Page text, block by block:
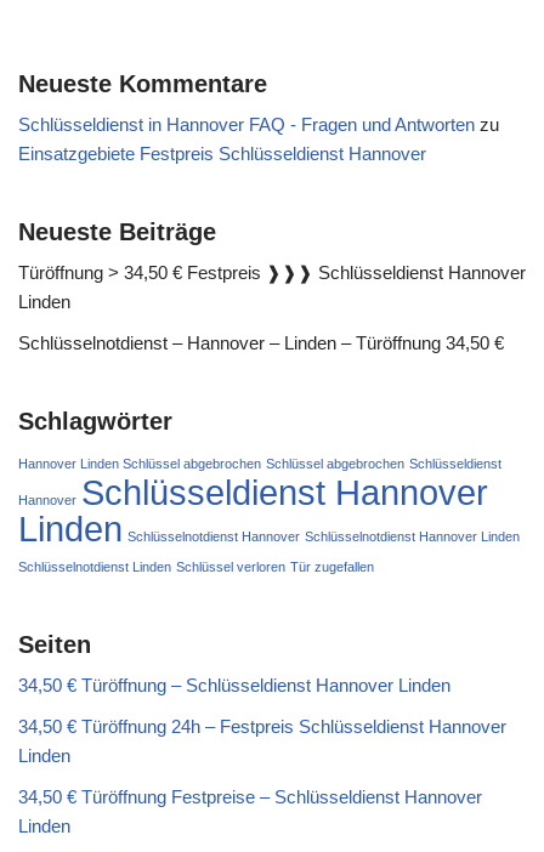
Neueste Kommentare
Schlüsseldienst in Hannover FAQ - Fragen und Antworten zu
Einsatzgebiete Festpreis Schlüsseldienst Hannover
Neueste Beiträge
Türöffnung > 34,50 € Festpreis ❱❱❱ Schlüsseldienst Hannover
Linden
Schlüsselnotdienst – Hannover – Linden – Türöffnung 34,50 €
Schlagwörter
Hannover Linden Schlüssel abgebrochen Schlüssel abgebrochen Schlüsseldienst
Hannover Schlüsseldienst Hannover
Linden Schlüsselnotdienst Hannover Schlüsselnotdienst Hannover Linden
Schlüsselnotdienst Linden Schlüssel verloren Tür zugefallen
Seiten
34,50 € Türöffnung – Schlüsseldienst Hannover Linden
34,50 € Türöffnung 24h – Festpreis Schlüsseldienst Hannover
Linden
34,50 € Türöffnung Festpreise – Schlüsseldienst Hannover
Linden